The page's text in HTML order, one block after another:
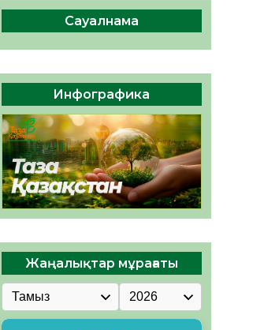
Үкіметтік емес ұйымдарға
арналған сыйлықақы
конкурсына өтінім қабылдау
басталды
04.08.2026 44 0
Сауалнама
Инфографика
Жаңалықтар мұрағаты